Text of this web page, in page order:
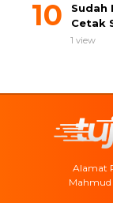
Sudah
Cetak
1 view
Alamat
Mahmud